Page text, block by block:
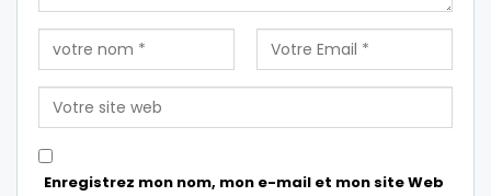
Enregistrez mon nom, mon e-mail et mon site Web